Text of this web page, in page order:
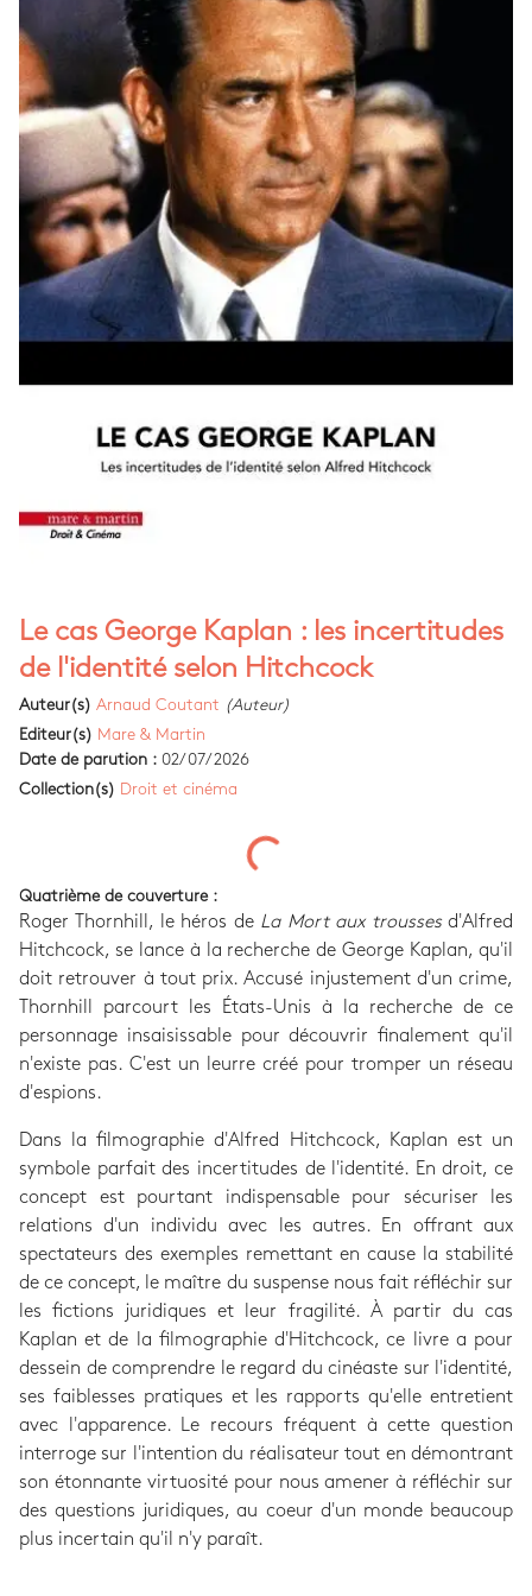
Le cas George Kaplan : les incertitudes
de l'identité selon Hitchcock
Auteur(s) Arnaud Coutant (Auteur)
Editeur(s) Mare & Martin
Date de parution : 02/07/2026
Collection(s) Droit et cinéma
Quatrième de couverture :
Roger Thornhill, le héros de La Mort aux troussesd'Alfred
Hitchcock, se lance à la recherche de George Kaplan, qu'il
doit retrouver à tout prix. Accusé injustement d'un crime,
Thornhill parcourt les États-Unis à la recherche de ce
personnage insaisissable pour découvrir finalement qu'il
n'existe pas. C'est un leurre créé pour tromper un réseau
d'espions.
Dans la filmographie d'Alfred Hitchcock, Kaplan est un
symbole parfait des incertitudes de l'identité. En droit, ce
concept est pourtant indispensable pour sécuriser les
relations d'un individu avec les autres. En offrant aux
spectateurs des exemples remettant en cause la stabilité
de ce concept, le maître du suspense nous fait réfléchir sur
les fictions juridiques et leur fragilité. À partir du cas
Kaplan et de la filmographie d'Hitchcock, ce livre a pour
dessein de comprendre le regard du cinéaste sur l'identité,
ses faiblesses pratiques et les rapports qu'elle entretient
avec l'apparence. Le recours fréquent à cette question
interroge sur l'intention du réalisateur tout en démontrant
son étonnante virtuosité pour nous amener à réfléchir sur
des questions juridiques, au coeur d'un monde beaucoup
plus incertain qu'il n'y paraît.